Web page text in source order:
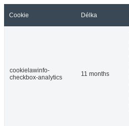
Cookie Délka
cookielawinfo-
checkbox-analytics
11 months